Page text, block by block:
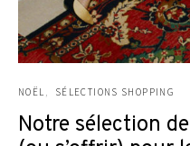
NOËL SÉLECTIONS SHOPPING
Notre sélection